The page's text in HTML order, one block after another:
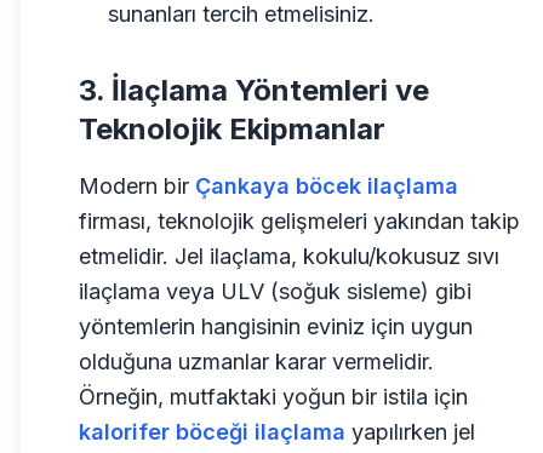
sunanları tercih etmelisiniz.
3. İlaçlama Yöntemleri ve
Teknolojik Ekipmanlar
Modern bir Çankaya böcek ilaçlama
firması, teknolojik gelişmeleri yakından takip
etmelidir. Jel ilaçlama, kokulu/kokusuz sıvı
ilaçlama veya ULV (soğuk sisleme) gibi
yöntemlerin hangisinin eviniz için uygun
olduğuna uzmanlar karar vermelidir.
Örneğin, mutfaktaki yoğun bir istila için
kalorifer böceği ilaçlama yapılırken jel